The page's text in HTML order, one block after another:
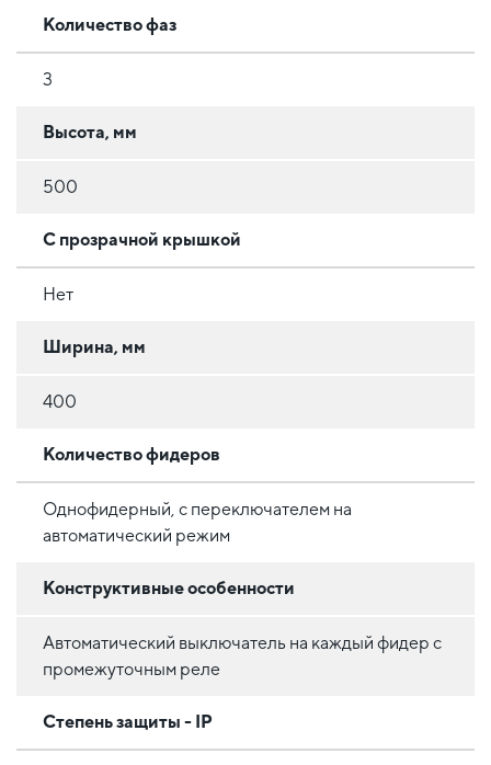
Количество фаз
3
Высота, мм
500
С прозрачной крышкой
Нет
Ширина, мм
400
Количество фидеров
Однофидерный, с переключателем на
автоматический режим
Конструктивные особенности
Автоматический выключатель на каждый фидер с
промежуточным реле
Степень защиты - IP